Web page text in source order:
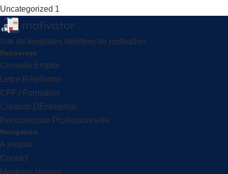
Uncategorized 1
Site de templates delettres de motivation
Resources
Conseils Emploi
Lettre Résiliation
CPF / Formation
Création DEntreprise
Reconversion Professionnelle
Navigation
A propos
Contact
Mentions légales